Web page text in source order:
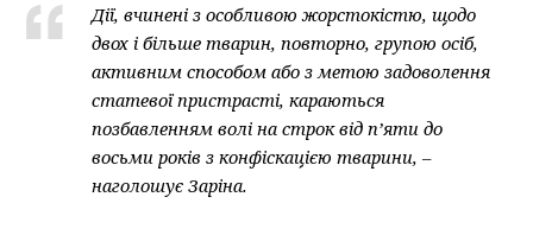
Дії, вчинені з особливою жорстокістю, щодо
двох і більше тварин, повторно, групою осіб,
активним способом або з метою задоволення
статевої пристрасті, караються
позбавленням волі на строк від п’яти до
восьми років з конфіскацією тварини, –
наголошує Заріна.